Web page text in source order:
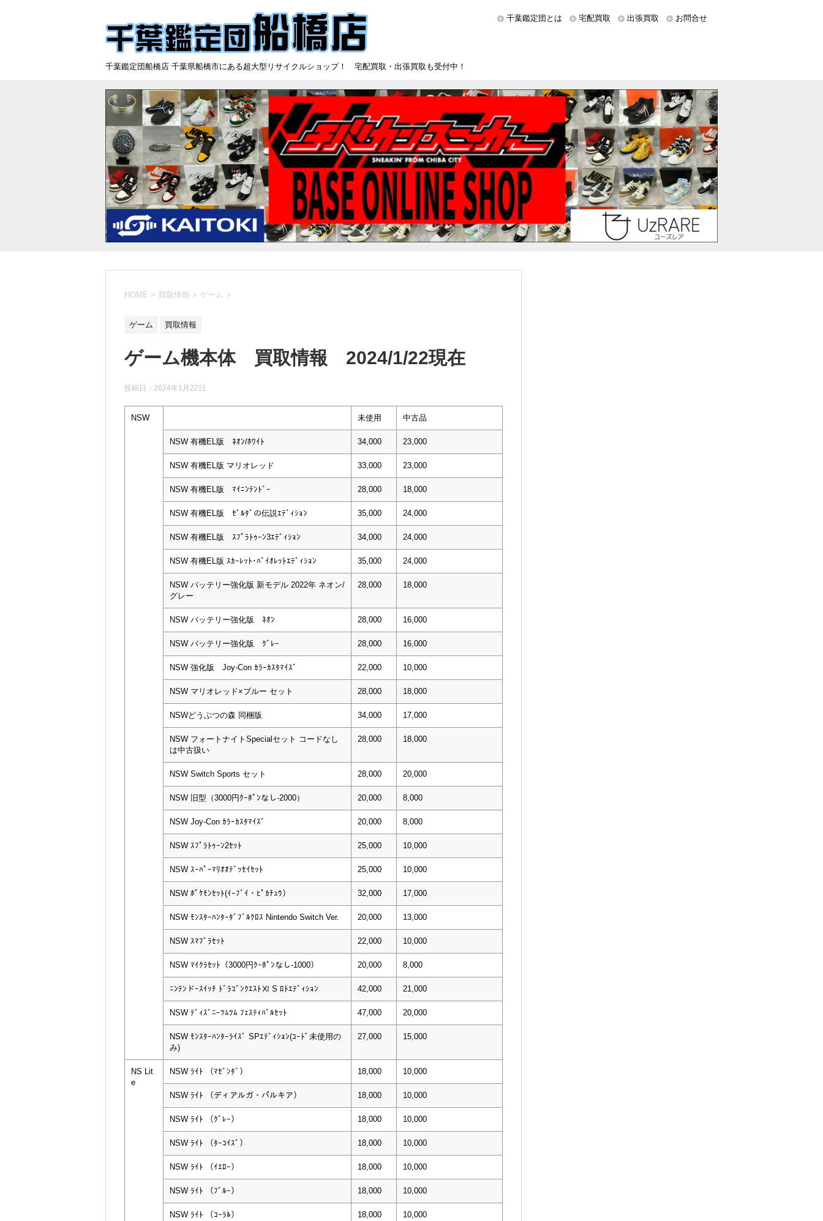
千葉鑑定団船橋店 千葉県船橋市にある超大型リサイクルショップ！ 宅配買取・出張買取も受付中！
千葉鑑定団とは 宅配買取 出張買取 お問合せ
HOME > 買取情報 > ゲーム >
ゲーム 買取情報
ゲーム機本体 買取情報 2024/1/22現在
投稿日： 2024年1月22日
NSW 未使用 中古品
NSW 有機EL版 ﾈｵﾝ/ﾎﾜｲﾄ 34,000 23,000
NSW 有機EL版 マリオレッド 33,000 23,000
NSW 有機EL版 ﾏｲﾆﾝﾃﾝﾄﾞｰ 28,000 18,000
NSW 有機EL版 ｾﾞﾙﾀﾞの伝説ｴﾃﾞｨｼｮﾝ 35,000 24,000
NSW 有機EL版 ｽﾌﾟﾗﾄｩｰﾝ3ｴﾃﾞｨｼｮﾝ 34,000 24,000
NSW 有機EL版 ｽｶｰﾚｯﾄ･ﾊﾞｲｵﾚｯﾄｴﾃﾞｨｼｮﾝ 35,000 24,000
NSW バッテリー強化版 新モデル 2022年 ネオン/
グレー
28,000 18,000
NSW バッテリー強化版 ﾈｵﾝ 28,000 16,000
NSW バッテリー強化版 ｸﾞﾚｰ 28,000 16,000
NSW 強化版 Joy-Con ｶﾗｰｶｽﾀﾏｲｽﾞ 22,000 10,000
NSW マリオレッド×ブルー セット 28,000 18,000
NSWどうぶつの森 同梱版 34,000 17,000
NSW フォートナイトSpecialセット コードなし
は中古扱い
28,000 18,000
NSW Switch Sports セット 28,000 20,000
NSW 旧型（3000円ｸｰﾎﾟﾝなし-2000） 20,000 8,000
NSW Joy-Con ｶﾗｰｶｽﾀﾏｲｽﾞ 20,000 8,000
NSW ｽﾌﾟﾗﾄｩｰﾝ2ｾｯﾄ 25,000 10,000
NSW ｽｰﾊﾟｰﾏﾘｵｵﾃﾞｯｾｲｾｯﾄ 25,000 10,000
NSW ﾎﾟｹﾓﾝｾｯﾄ(ｲｰﾌﾞｲ・ﾋﾟｶﾁｭｳ） 32,000 17,000
NSW ﾓﾝｽﾀｰﾊﾝﾀｰﾀﾞﾌﾞﾙｸﾛｽ Nintendo Switch Ver. 20,000 13,000
NSW ｽﾏﾌﾞﾗｾｯﾄ 22,000 10,000
NSW ﾏｲｸﾗｾｯﾄ（3000円ｸｰﾎﾟﾝなし-1000） 20,000 8,000
ﾆﾝﾃﾝドｰｽｲｯﾁ ﾄﾞﾗｺﾞﾝｸｴｽﾄⅪ S ﾛﾄｴﾃﾞｨｼｮﾝ 42,000 21,000
NSW ﾃﾞｨｽﾞﾆｰﾂﾑﾂﾑ ﾌｪｽﾃｨﾊﾞﾙｾｯﾄ 47,000 20,000
NSW ﾓﾝｽﾀｰﾊﾝﾀｰﾗｲｽﾞ SPｴﾃﾞｨｼｮﾝ(ｺｰﾄﾞ未使用の
み)
27,000 15,000
NS Lit
e
NSW ﾗｲﾄ （ﾏｾﾞﾝﾀﾞ） 18,000 10,000
NSW ﾗｲﾄ （ディアルガ・パルキア） 18,000 10,000
NSW ﾗｲﾄ （ｸﾞﾚｰ） 18,000 10,000
NSW ﾗｲﾄ （ﾀｰｺｲｽﾞ） 18,000 10,000
NSW ﾗｲﾄ （ｲｴﾛｰ） 18,000 10,000
NSW ﾗｲﾄ （ﾌﾞﾙｰ） 18,000 10,000
NSW ﾗｲﾄ （ｺｰﾗﾙ） 18,000 10,000